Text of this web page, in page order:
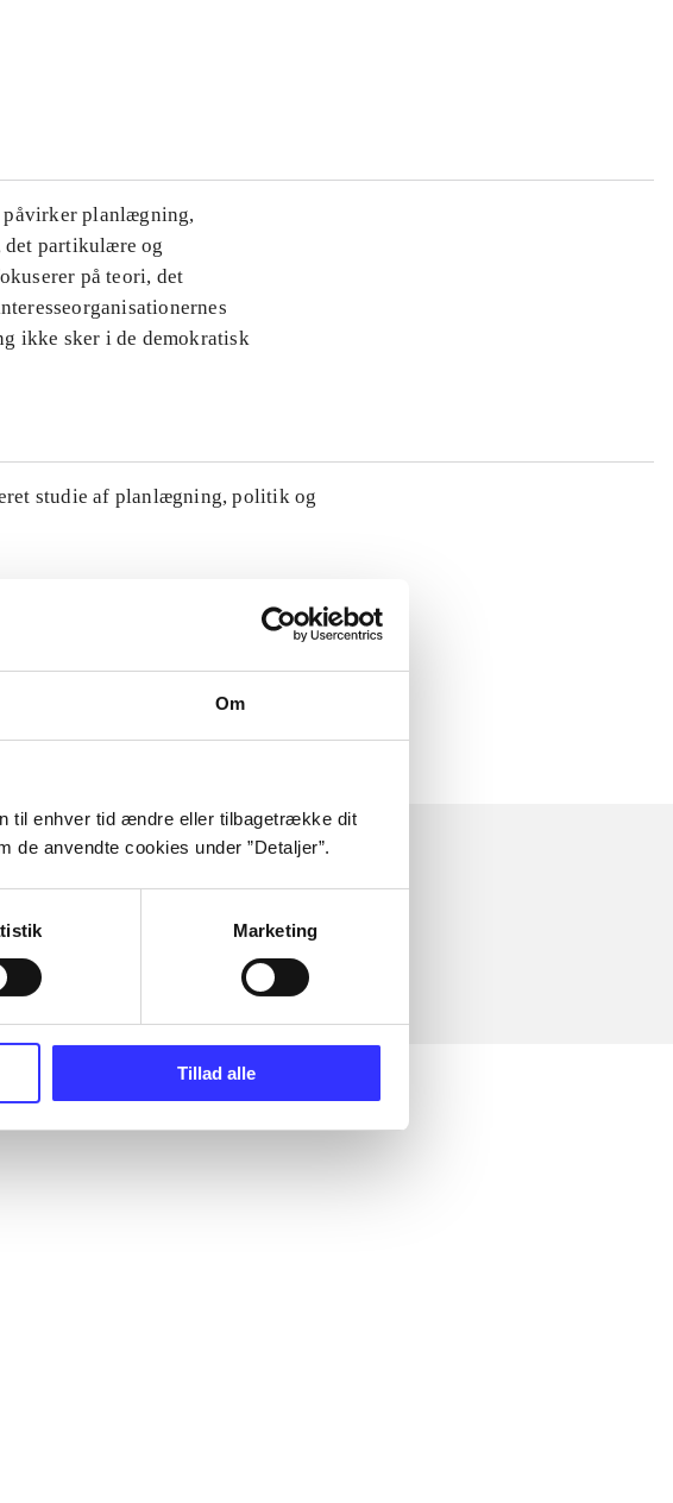
Om
til enhver tid ændre eller tilbagetrække dit
anvendte cookies under ”Detaljer”.
Marketing
Tillad alle
påvirker planlægning,
partikulære og
på teori, det
ikke sker i de demokratisk
studie af planlægning, politik og